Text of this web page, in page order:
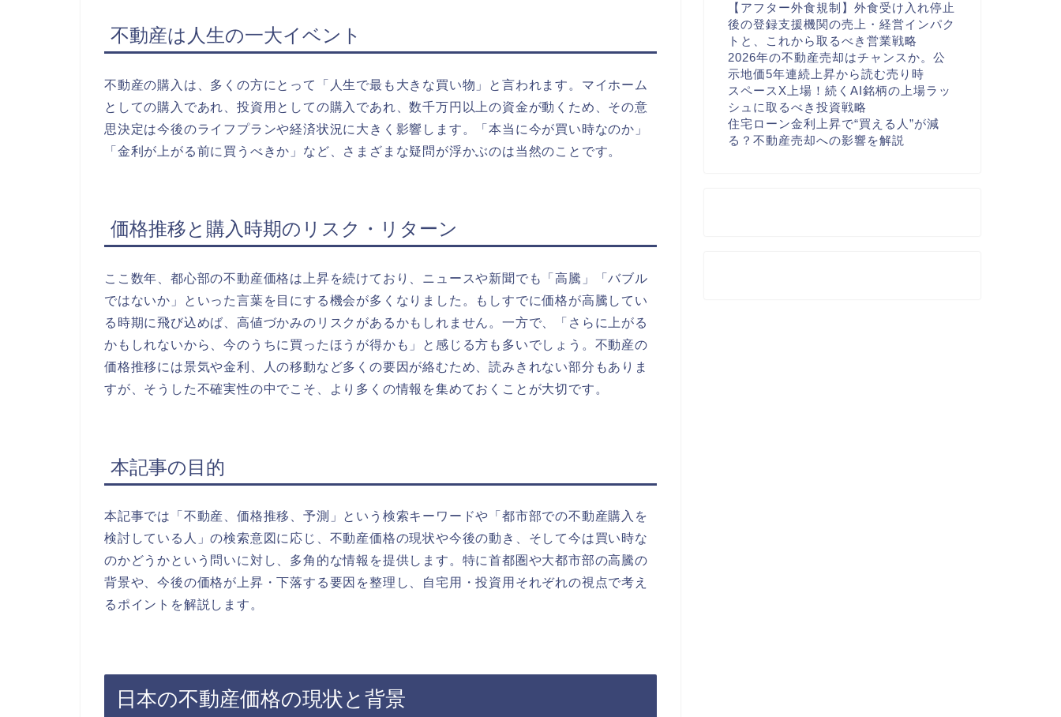
不動産は人生の一大イベント
不動産の購入は、多くの方にとって「人生で最も大きな買い物」と言われます。マイホーム
としての購入であれ、投資用としての購入であれ、数千万円以上の資金が動くため、その意
思決定は今後のライフプランや経済状況に大きく影響します。「本当に今が買い時なのか」
「金利が上がる前に買うべきか」など、さまざまな疑問が浮かぶのは当然のことです。
価格推移と購入時期のリスク・リターン
ここ数年、都心部の不動産価格は上昇を続けており、ニュースや新聞でも「高騰」「バブル
ではないか」といった言葉を目にする機会が多くなりました。もしすでに価格が高騰してい
る時期に飛び込めば、高値づかみのリスクがあるかもしれません。一方で、「さらに上がる
かもしれないから、今のうちに買ったほうが得かも」と感じる方も多いでしょう。不動産の
価格推移には景気や金利、人の移動など多くの要因が絡むため、読みきれない部分もありま
すが、そうした不確実性の中でこそ、より多くの情報を集めておくことが大切です。
本記事の目的
本記事では「不動産、価格推移、予測」という検索キーワードや「都市部での不動産購入を
検討している人」の検索意図に応じ、不動産価格の現状や今後の動き、そして今は買い時な
のかどうかという問いに対し、多角的な情報を提供します。特に首都圏や大都市部の高騰の
背景や、今後の価格が上昇・下落する要因を整理し、自宅用・投資用それぞれの視点で考え
るポイントを解説します。
日本の不動産価格の現状と背景
【アフター外食規制】外食受け入れ停止
後の登録支援機関の売上・経営インパク
トと、これから取るべき営業戦略
2026年の不動産売却はチャンスか。公
示地価5年連続上昇から読む売り時
スペースX上場！続くAI銘柄の上場ラッ
シュに取るべき投資戦略
住宅ローン金利上昇で“買える人”が減
る？不動産売却への影響を解説